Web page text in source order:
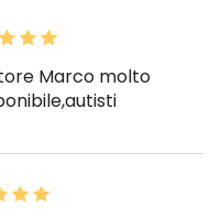
Marco molto